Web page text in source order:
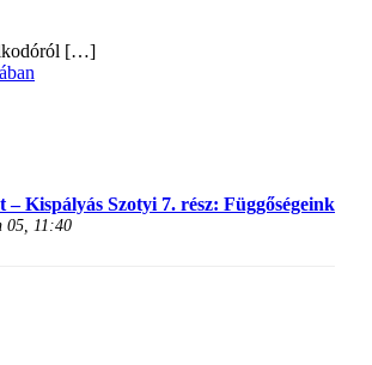
[…]
– Kispályás Szotyi 7. rész: Függőségeink
05, 11:40